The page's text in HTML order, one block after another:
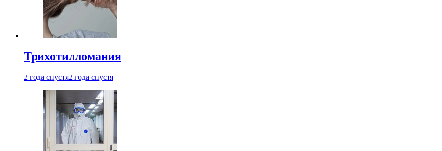
Трихотилломания
2 года спустя2 года спустя